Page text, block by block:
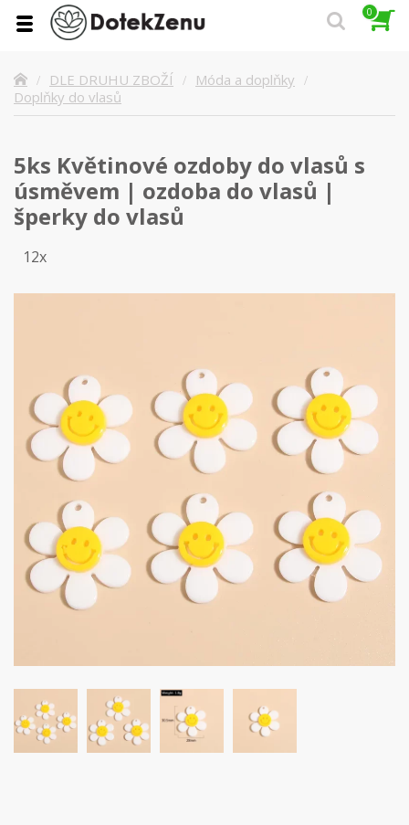
0
DLE DRUHU ZBOŽÍ
Móda a doplňky
Doplňky do vlasů
5ks Květinové ozdoby do vlasů s
úsměvem | ozdoba do vlasů |
šperky do vlasů
12x